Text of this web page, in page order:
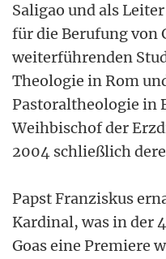
Saligao und als
für die Berufung von
weiterführenden
Theologie in Rom
Pastoraltheologie in
Weihbischof der
2004 schließlich
Papst Franziskus
Kardinal, was in der
Goas eine Premiere